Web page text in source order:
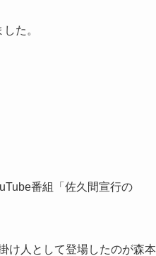
た。
番組「佐久間宣行の
け人として登場したのが森本